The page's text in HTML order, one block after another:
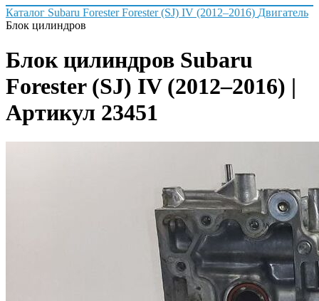
Каталог Subaru Forester Forester (SJ) IV (2012–2016) Двигатель
Блок цилиндров
Блок цилиндров Subaru
Forester (SJ) IV (2012–2016) |
Артикул 23451